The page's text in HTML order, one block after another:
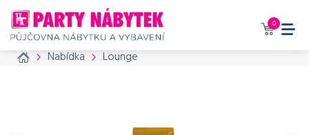
0
Home Nabídka Lounge